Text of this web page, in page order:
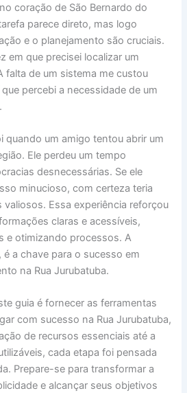
coração de São Bernardo do
parece direto, mas logo
e o planejamento são cruciais.
em que precisei localizar um
falta de um sistema me custou
percebi a necessidade de um
quando um amigo tentou abrir um
Ele perdeu um tempo
desnecessárias. Se ele
minucioso, com certeza teria
Essa experiência reforçou
claras e acessíveis,
e otimizando processos. A
a chave para o sucesso em
na Rua Jurubatuba.
guia é fornecer as ferramentas
com sucesso na Rua Jurubatuba,
de recursos essenciais até a
cada etapa foi pensada
Prepare-se para transformar a
e alcançar seus objetivos